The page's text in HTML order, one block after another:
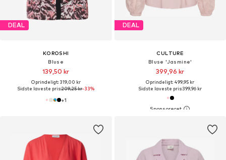
DEAL
KOROSHI
Bluse
139,50 kr
Oprindeligt: 319,00 kr
Sidste laveste pris:209,25 kr-33%
+1
DEAL
CULTURE
Bluse 'Jasmine'
399,96 kr
Oprindeligt: 499,95 kr
Sidste laveste pris:399,96 kr